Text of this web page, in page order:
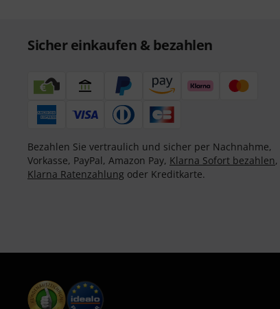
Sicher einkaufen & bezahlen
Bezahlen Sie vertraulich und sicher per Nachnahme,
Vorkasse, PayPal, Amazon Pay, Klarna Sofort bezahlen,
Klarna Ratenzahlung oder Kreditkarte.